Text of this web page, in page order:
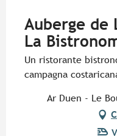
Auberge de
La
Un ristorante
campagna
Ar Duen - Le